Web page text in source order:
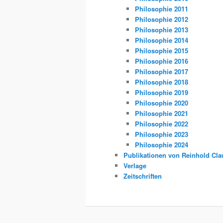
Philosophie 2011
Philosophie 2012
Philosophie 2013
Philosophie 2014
Philosophie 2015
Philosophie 2016
Philosophie 2017
Philosophie 2018
Philosophie 2019
Philosophie 2020
Philosophie 2021
Philosophie 2022
Philosophie 2023
Philosophie 2024
Publikationen von Reinhold
Verlage
Zeitschriften